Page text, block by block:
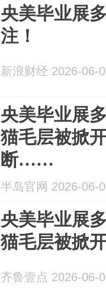
央美毕业展
注！
新浪财经 2026-06-
央美毕业展
猫毛层被掀
断……
半岛官网 2026-06-
央美毕业展
猫毛层被掀
齐鲁壹点 2026-06-